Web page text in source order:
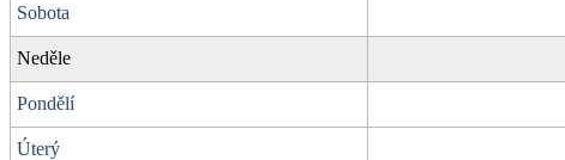
Sobota
Neděle
Pondělí
Úterý